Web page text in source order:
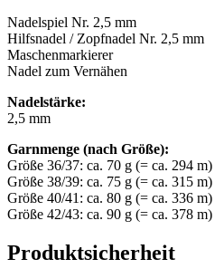
Nadelspiel Nr. 2,5 mm
Hilfsnadel / Zopfnadel Nr. 2,5 mm
Maschenmarkierer
Nadel zum Vernähen
Nadelstärke:
2,5 mm
Garnmenge (nach Größe):
Größe 36/37: ca. 70 g (= ca. 294 m)
Größe 38/39: ca. 75 g (= ca. 315 m)
Größe 40/41: ca. 80 g (= ca. 336 m)
Größe 42/43: ca. 90 g (= ca. 378 m)
Produktsicherheit